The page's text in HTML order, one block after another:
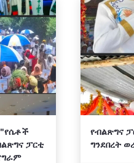
ፓርቲ
የብልጽግና
ግንደበረት